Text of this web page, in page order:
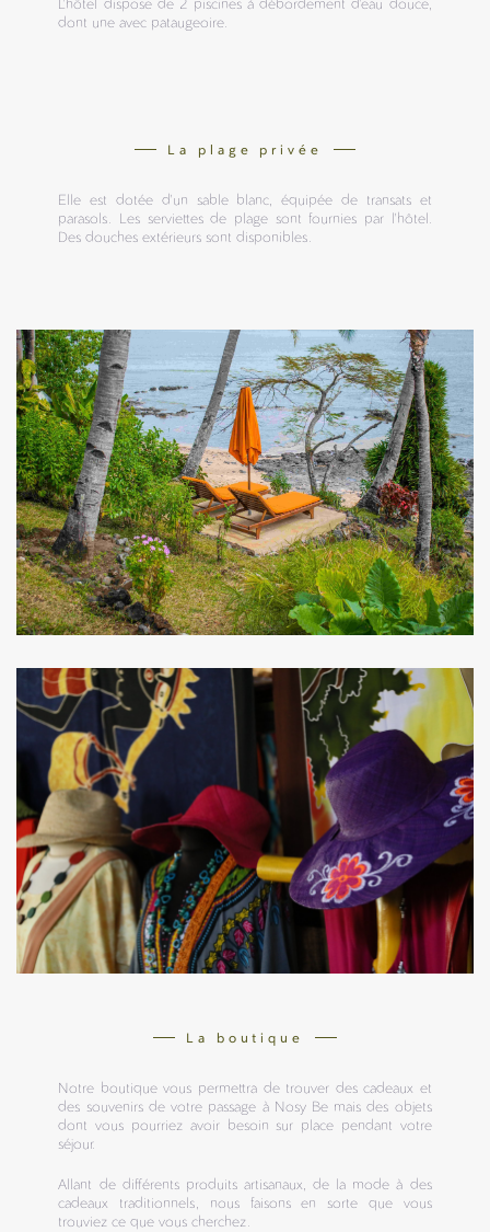
dont une avec pataugeoire.
La plage privée
Elle est dotée d'un sable blanc, équipée de transats et
parasols. Les serviettes de plage sont fournies par l'hôtel.
Des douches extérieurs sont disponibles.
La boutique
Notre boutique vous permettra de trouver des cadeaux et
des souvenirs de votre passage à Nosy Be mais des objets
dont vous pourriez avoir besoin sur place pendant votre
séjour.
Allant de différents produits artisanaux, de la mode à des
cadeaux traditionnels, nous faisons en sorte que vous
trouviez ce que vous cherchez.